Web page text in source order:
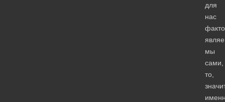
для
нас
мы
сами,
то,